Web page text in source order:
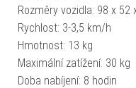
Rozměry vozidla: 98 x 52
Rychlost: 3-3,5 km/h
Hmotnost: 13 kg
Maximální zatížení: 30 kg
Doba nabíjení: 8 hodin